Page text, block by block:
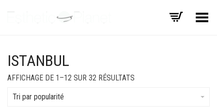
Basculer le menu
ISTANBUL
AFFICHAGE DE 1–12 SUR 32 RÉSULTATS
Tri par popularité